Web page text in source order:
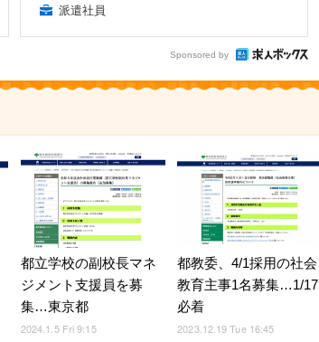
派遣社員
Sponsored by
都立学校の副校長マネ
ジメント支援員を募
集…東京都
2024.1.5 Fri 9:15
都教委、4/1採用の社会
教育主事1名募集…1/17
必着
2023.12.19 Tue 16:45